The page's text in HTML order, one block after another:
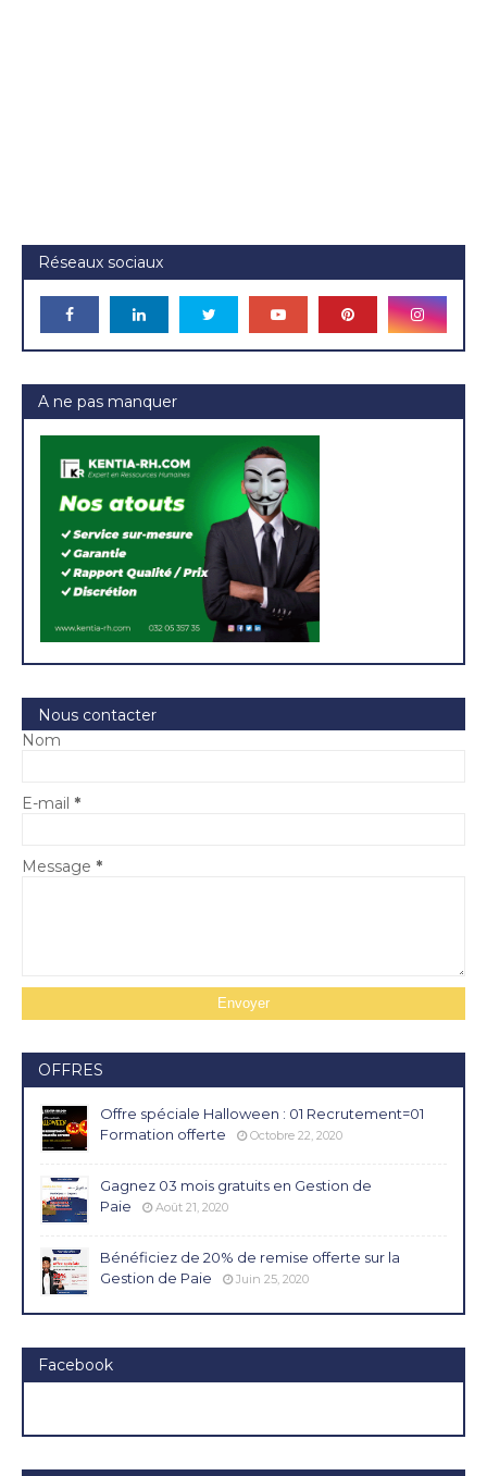
Réseaux sociaux
A ne pas manquer
Nous contacter
Nom
E-mail *
Message *
OFFRES
Offre spéciale Halloween : 01 Recrutement=01
Formation offerte
Octobre 22, 2020
Gagnez 03 mois gratuits en Gestion de
Paie
Août 21, 2020
Bénéficiez de 20% de remise offerte sur la
Gestion de Paie
Juin 25, 2020
Facebook